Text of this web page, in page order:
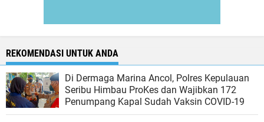
REKOMENDASI UNTUK ANDA
Di Dermaga Marina Ancol, Polres Kepulauan
Seribu Himbau ProKes dan Wajibkan 172
Penumpang Kapal Sudah Vaksin COVID-19